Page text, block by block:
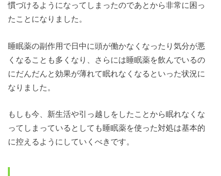
慣づけるようになってしまったのであとから非常に困っ
たことになりました。
睡眠薬の副作用で日中に頭が働かなくなったり気分が悪
くなることも多くなり、さらには睡眠薬を飲んでいるの
にだんだんと効果が薄れて眠れなくなるといった状況に
なりました。
もしも今、新生活や引っ越しをしたことから眠れなくな
ってしまっているとしても睡眠薬を使った対処は基本的
に控えるようにしていくべきです。